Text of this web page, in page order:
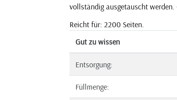
vollständig ausgetauscht
Reicht für: 2200 Seiten.
Gut zu wissen
Entsorgung:
Füllmenge: